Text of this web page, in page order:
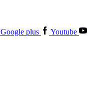
Google plus
Youtube